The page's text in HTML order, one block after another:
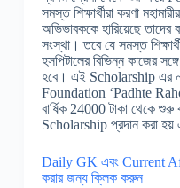
সমস্ত শিক্ষার্থীরা করণা
অভিভাবককে হারিয়েছে তাদের
সংস্থা। তবে যে সমস্ত
হসপিটালের বিভিন্ন কাজের
হবে। এই Scholarship এর
Foundation ‘Padhte
বার্ষিক 24000 টাকা থেকে
Scholarship প্রদান করা হয়
Daily GK এবং Current
করার জন্য ক্লিক করুন